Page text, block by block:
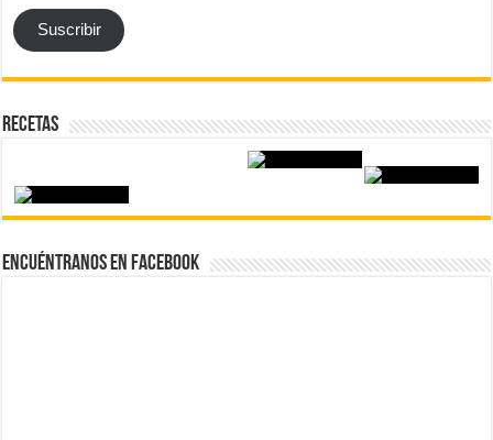
Suscribir
Recetas
Encuéntranos en Facebook